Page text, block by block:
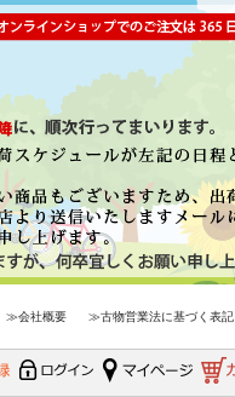
≫会社概要 ≫古物営業法に基づく表記